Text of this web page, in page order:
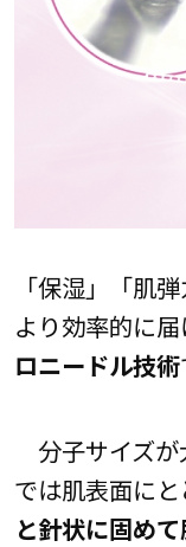
「保湿」「肌
より効率的に
ロニードル技術
分子サイズが
では肌表面にと
と針状に固め